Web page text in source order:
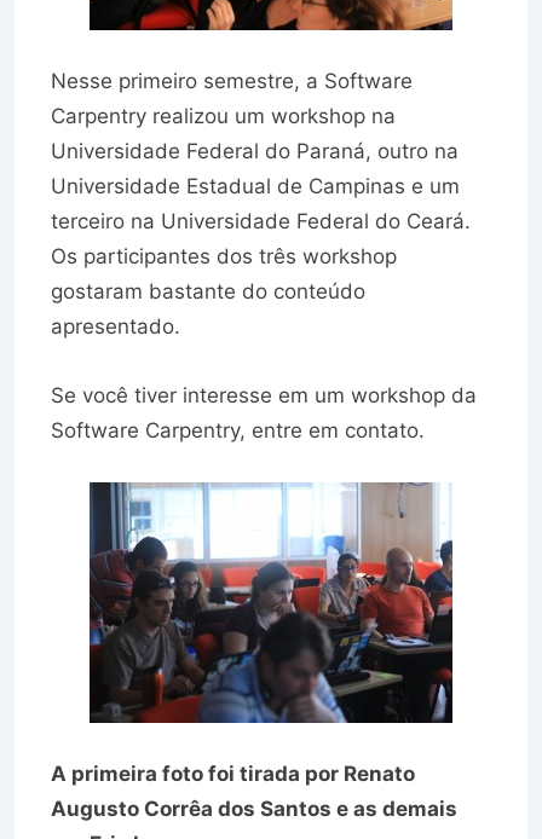
Nesse primeiro semestre, a Software
Carpentry realizou um workshop na
Universidade Federal do Paraná, outro na
Universidade Estadual de Campinas e um
terceiro na Universidade Federal do Ceará.
Os participantes dos três workshop
gostaram bastante do conteúdo
apresentado.
Se você tiver interesse em um workshop da
Software Carpentry, entre em contato.
A primeira foto foi tirada por Renato
Augusto Corrêa dos Santos e as demais